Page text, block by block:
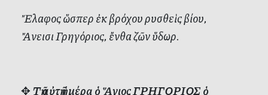
Ἔλαφος ὥσπερ ἐκ βρόχου ρυσθεὶς βίου,
Ἄνεισι Γρηγόριος, ἔνθα ζῶν ὕδωρ.
✥Τῇ αὐτῇ ἡμέρᾳ ὁ Ἅγιος ΓΡΗΓΟΡΙΟΣ ὁ